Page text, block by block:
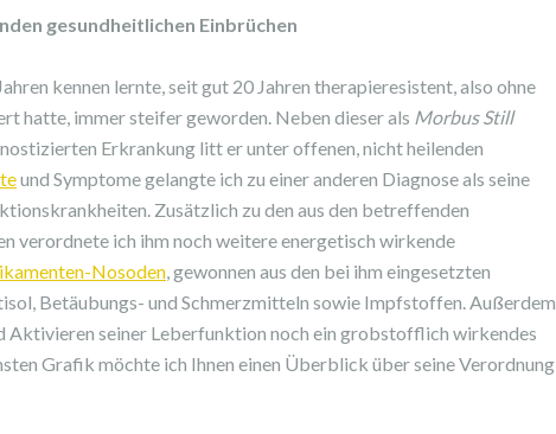
gesundheitlichen Einbrüchen
kennen lernte, seit gut 20 Jahren therapieresistent, also ohne
hatte, immer steifer geworden. Neben dieser als Morbus Still
Erkrankung litt er unter offenen, nicht heilenden
und Symptome gelangte ich zu einer anderen Diagnose als seine
Zusätzlich zu den aus den betreffenden
verordnete ich ihm noch weitere energetisch wirkende
Nosoden, gewonnen aus den bei ihm eingesetzten
Betäubungs- und Schmerzmitteln sowie Impfstoffen. Außerdem
Aktivieren seiner Leberfunktion noch ein grobstofflich wirkendes
Grafik möchte ich Ihnen einen Überblick über seine Verordnung